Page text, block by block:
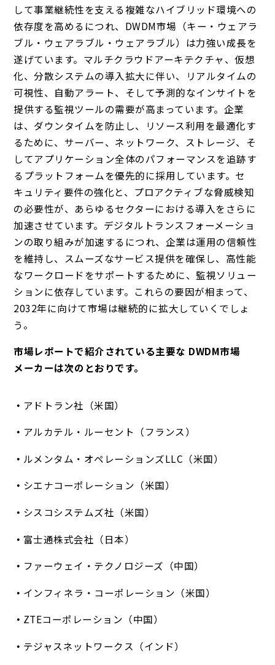
して事業継続性を支える複雑なハイブリッド環境への
依存度を高めるにつれ、DWDM市場（キー・ウェアラ
ブル・ウェアラブル・ウェアラブル）は力強い成長を
遂げています。マルチクラウドアーキテクチャ、仮想
化、分散システムの導入拡大に伴い、リアルタイムの
可視性、自動アラート、そして予測的なインサイトを
提供する監視ツールの需要が高まっています。企業
は、ダウンタイムを防止し、リソース利用を最適化す
るために、サーバー、ネットワーク、ストレージ、そ
してアプリケーション全体のパフォーマンスを追跡す
るプラットフォームを優先的に採用しています。セ
キュリティ要件の強化と、プロアクティブな脅威検知
の必要性が、あらゆるセクターにおける導入をさらに
加速させています。デジタルトランスフォーメーショ
ンの取り組みが加速するにつれ、企業は運用の信頼性
を維持し、スムーズなサービス提供を確保し、高性能
なワークロードをサポートするために、監視ソリュー
ションに依存しています。これらの要因が相まって、
2032年に向けて市場は継続的に拡大していくでしょ
う。
市場レポートで紹介されている主要な DWDM市場
メーカーは次のとおりです。
アドトラン社（米国）
アルカテル・ルーセント（フランス）
ルメンタム・オペレーションズLLC（米国）
シエナコーポレーション（米国）
シスコシステムズ社（米国）
富士通株式会社（日本）
ファーウェイ・テクノロジーズ（中国）
インフィネラ・コーポレーション（米国）
ZTEコーポレーション（中国）
テジャスネットワークス（インド）